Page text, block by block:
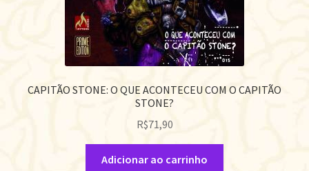
CAPITÃO STONE: O QUE ACONTECEU COM O CAPITÃO
STONE?
R$71,90
Adicionar ao carrinho